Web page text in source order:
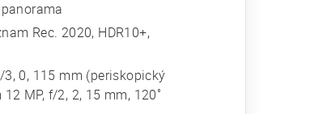
Rec. 2020, HDR10+,
3, 0, 115 mm (periskopický
MP, f/2, 2, 15 mm, 120˚